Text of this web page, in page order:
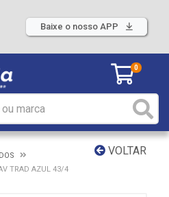
Baixe o nosso APP
0
VOLTAR
TRAD AZUL 43/4